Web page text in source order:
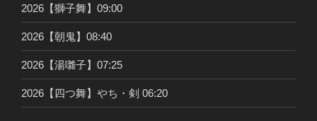
2026【獅子舞】09:00
2026【朝鬼】08:40
2026【湯囃子】07:25
2026【四つ舞】やち・剣 06:20